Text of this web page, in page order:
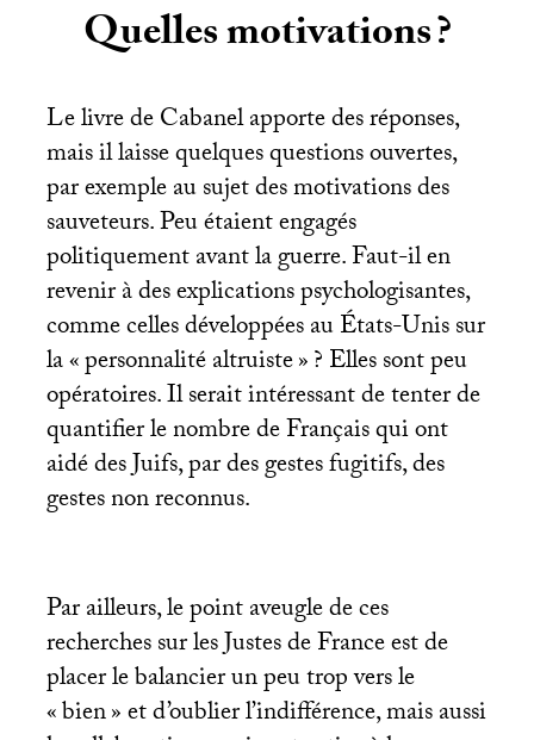
Quelles motivations?
Le livre de Cabanel apporte des réponses,
mais il laisse quelques questions ouvertes,
par exemple au sujet des motivations des
sauveteurs. Peu étaient engagés
politiquement avant la guerre. Faut-il en
revenir à des explications psychologisantes,
comme celles développées au États-Unis sur
la «personnalité altruiste»? Elles sont peu
opératoires. Il serait intéressant de tenter de
quantifier le nombre de Français qui ont
aidé des Juifs, par des gestes fugitifs, des
gestes non reconnus.
Par ailleurs, le point aveugle de ces
recherches sur les Justes de France est de
placer le balancier un peu trop vers le
«bien» et d’oublier l’indifférence, mais aussi